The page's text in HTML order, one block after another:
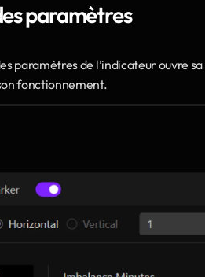
paramètres
paramètres de l’indicateur ouvre
fonctionnement.